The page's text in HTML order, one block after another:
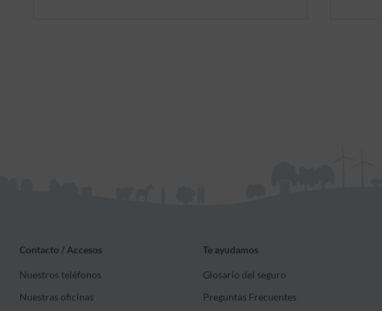
Contacto / Accesos
Nuestros teléfonos
Nuestras oficinas
Te ayudamos
Glosario del seguro
Preguntas Frecuentes